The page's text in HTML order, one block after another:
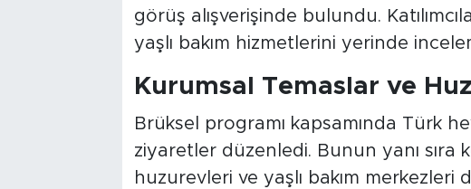
görüş alışverişinde bulundu.
yaşlı bakım hizmetlerini yerinde
Kurumsal Temaslar ve
Brüksel programı kapsamında Türk
ziyaretler düzenledi. Bunun yanı
huzurevleri ve yaşlı bakım